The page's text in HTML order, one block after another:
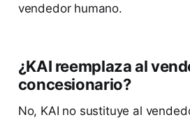
vendedor humano.
¿KAI reemplaza al
concesionario?
No, KAI no sustituye al